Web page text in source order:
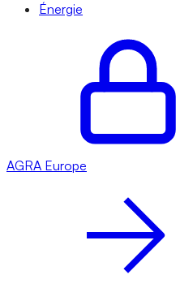
Énergie
AGRA Europe